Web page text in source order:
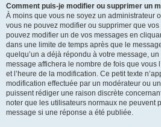
Comment puis-je modifier ou supprimer un
À moins que vous ne soyez un administrateur
vous ne pouvez modifier ou supprimer que
pouvez modifier un de vos messages en
dans une limite de temps après que le
quelqu’un a déjà répondu à votre message,
message affichera le nombre de fois que vous
et l’heure de la modification. Ce petit texte
modification effectuée par un modérateur ou
puissent rédiger une raison discrète
noter que les utilisateurs normaux ne peuvent
message si une réponse a été publiée.